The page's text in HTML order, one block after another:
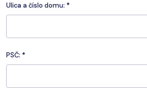
Ulica a číslo domu: *
PSČ: *